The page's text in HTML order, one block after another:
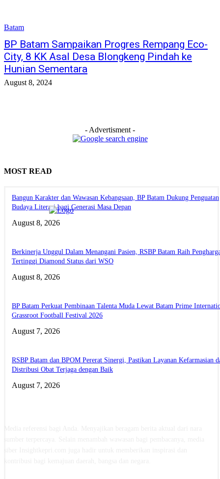
Batam
BP Batam Sampaikan Progres Rempang Eco-
City, 8 KK Asal Desa Blongkeng Pindah ke
Hunian Sementara
August 8, 2024
- Advertisment -
MOST READ
Bangun Karakter dan Wawasan Kebangsaan, BP Batam Dukung Penguatan
Budaya Literasi bagi Generasi Masa Depan
August 8, 2026
Berkinerja Unggul Dalam Menangani Pasien, RSBP Batam Raih
Tertinggi Diamond Status dari WSO
August 8, 2026
BP Batam Perkuat Pembinaan Talenta Muda Lewat Batam Prime
Grassroot Football Festival 2026
August 7, 2026
RSBP Batam dan BPOM Pererat Sinergi, Pastikan Layanan Kefarmasian
Distribusi Obat Terjaga dengan Baik
August 7, 2026